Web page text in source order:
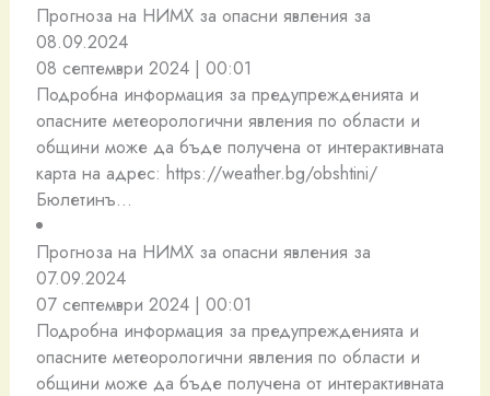
Прогноза на НИМХ за опасни явления за
08.09.2024
08 септември 2024 | 00:01
Подробна информация за предупрежденията и
опасните метеорологични явления по области и
общини може да бъде получена от интерактивната
карта на адрес: https://weather.bg/obshtini/
Бюлетинъ…
Прогноза на НИМХ за опасни явления за
07.09.2024
07 септември 2024 | 00:01
Подробна информация за предупрежденията и
опасните метеорологични явления по области и
общини може да бъде получена от интерактивната